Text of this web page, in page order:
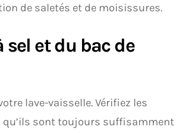
de saletés et de moisissures.
sel et du bac de
lave-vaisselle. Vérifiez les
qu’ils sont toujours suffisamment